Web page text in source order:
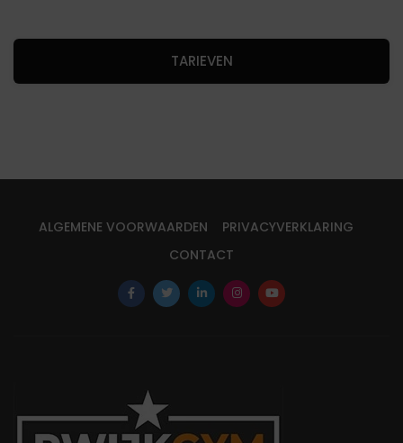
TARIEVEN
ALGEMENE VOORWAARDEN
PRIVACYVERKLARING
CONTACT